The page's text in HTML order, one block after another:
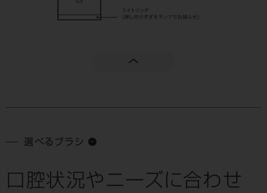
選べるブラシ
口腔状況やニーズに合わせ